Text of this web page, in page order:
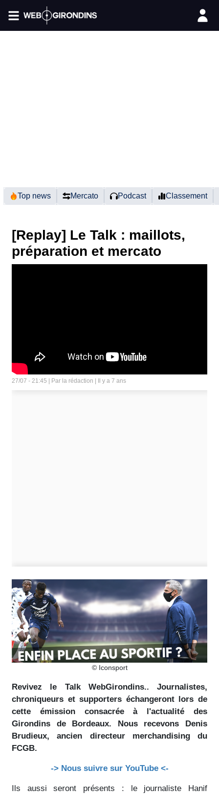
Top news Mercato Podcast Classement
[Replay] Le Talk : maillots,
préparation et mercato
27/07 - 21:45 | Par la rédaction | Il y a 7 ans
© Iconsport
Revivez le Talk WebGirondins.. Journalistes,
chroniqueurs et supporters échangeront lors de
cette émission consacrée à l'actualité des
Girondins de Bordeaux. Nous recevons Denis
Brudieux, ancien directeur merchandising du
FCGB.
-> Nous suivre sur YouTube <-
Ils aussi seront présents : le journaliste Hanif